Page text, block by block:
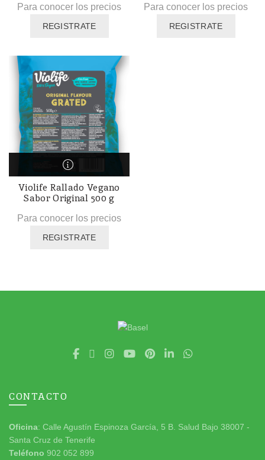
Para conocer los precios
REGISTRATE
Para conocer los precios
REGISTRATE
Violife Rallado Vegano
Sabor Original 500 g
Para conocer los precios
REGISTRATE
CONTACTO
Oficina: Calle Agustín Espinoza García, 5 B. Salud Bajo 38007 -
Santa Cruz de Tenerife
Teléfono 902 052 899